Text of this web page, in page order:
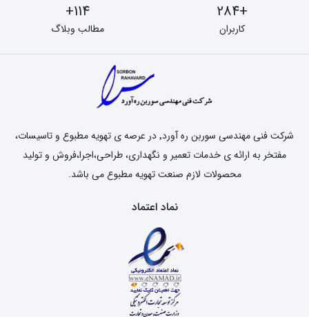
+284
کاربران
114+
مطالب وبلاگ
شرکت فنی مهندسی سوربن ره آورد٬ در عرصه ی تهویه مطبوع و تاسیسات،
مفتخر به ارائه ی خدمات تعمیر و نگهداری، طراحی،اجرا،فروش و تولید
محصولات لازم صنعت تهویه مطبوع می باشد.
نماد اعتماد